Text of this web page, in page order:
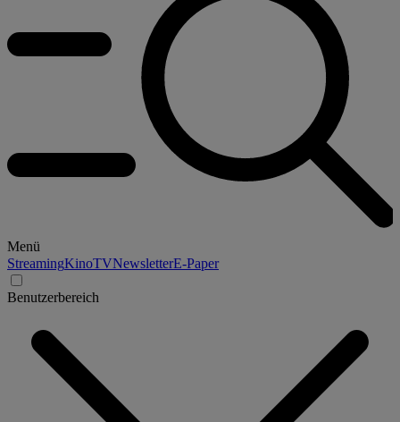
Menü
StreamingKinoTVNewsletterE-Paper
Benutzerbereich